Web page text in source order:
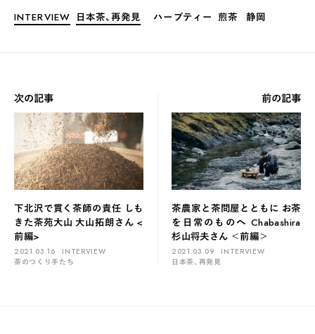
INTERVIEW 日本茶、再発見 ハーブティー 煎茶 静岡
次の記事
下北沢で貫く茶師の責任 しも
きた茶苑大山 大山拓朗さん <
前編>
2021.03.16
INTERVIEW
茶のつくり手たち
前の記事
茶農家と茶問屋とともに お茶
を日常のものへ Chabashira
杉山将夫さん ＜前編＞
2021.03.09
INTERVIEW
日本茶、再発見